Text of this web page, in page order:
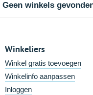
Geen winkels
Winkeliers
Winkel gratis toevoegen
Winkelinfo aanpassen
Inloggen